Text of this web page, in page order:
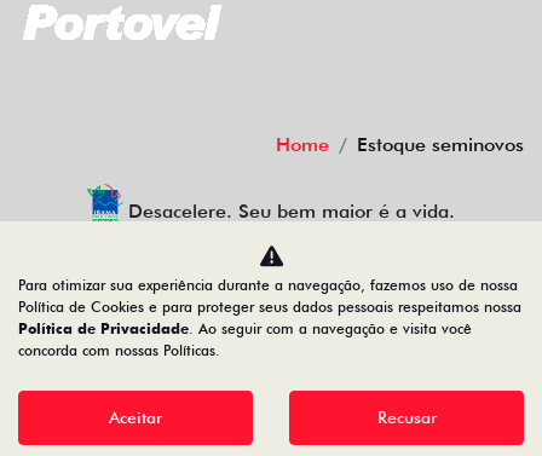
Home Estoque seminovos
Desacelere. Seu bem maior é a vida.
PORTO SEGURO VEÍCULOS
34.200.790/0001-70
Desenvolvido pela DEALERSPACE ® Direitos Reservados.
Para otimizar sua experiência durante a navegação, fazemos uso de nossa
Política de Cookies e para proteger seus dados pessoais respeitamos nossa
Política de Privacidade. Ao seguir com a navegação e visita você
concorda com nossas Políticas.
Aceitar Recusar